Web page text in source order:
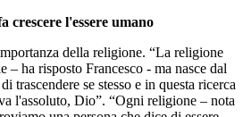
crescere l'essere umano
della religione. “La religione
– ha risposto Francesco - ma nasce dal
trascendere se stesso e in questa ricerca
l'assoluto, Dio”. “Ogni religione – nota